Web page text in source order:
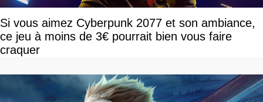
Si vous aimez Cyberpunk 2077 et son ambiance,
ce jeu à moins de 3€ pourrait bien vous faire
craquer